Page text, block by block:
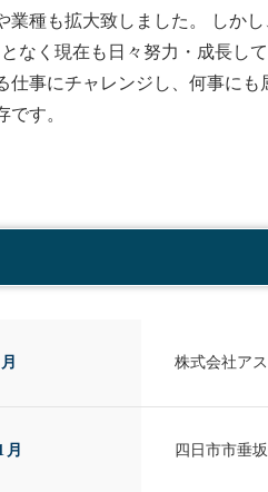
業種も拡大致しました。 しか
なく現在も日々努力・成長して
仕事にチャレンジし、何事にも
す。
株式会社ア
四日市市垂